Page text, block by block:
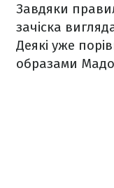
Завдяки
зачіска
Деякі уже
образами